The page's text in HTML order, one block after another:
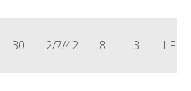
30 2/7/42 8 3